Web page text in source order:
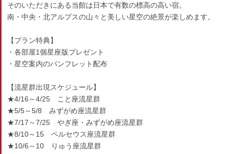
そのいただきにある当館は日本で有数の標高の高い宿。
南・中央・北アルプスの山々と美しい星空の絶景が楽しめます。
【プラン特典】
・各部屋1個星座版プレゼント
・星空案内のパンフレット配布
【流星群出現スケジュール】
★4/16～4/25 こと座流星群
★5/5～5/8 みずがめ座流星群
★7/17～7/25 やぎ座・みずがめ座流星群
★8/10～15 ペルセウス座流星群
★10/6～10 りゅう座流星群